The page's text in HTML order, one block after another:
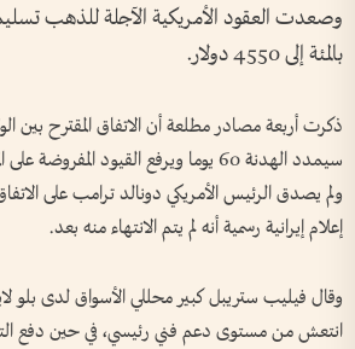
بالمئة إلى 4550 دولار.
ذكرت أربعة مصادر ‌مطلعة أن الاتفاق المقترح بين
سيمدد الهدنة 60 يوما ويرفع القيود
ولم يصدق ‌الرئيس الأمريكي دونالد ترامب على
‌إعلام إيرانية رسمية أنه لم يتم الانتهاء منه بعد.
وقال فيليب ‌ستريبل كبير محللي الأسواق ‌لدى بلو
انتعش من مستوى دعم فني رئيسي، في حين ​دفع